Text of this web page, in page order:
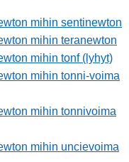
mihin sentinewton
mihin teranewton
mihin tonf (lyhyt)
mihin tonni-voima
mihin tonnivoima
mihin uncievoima